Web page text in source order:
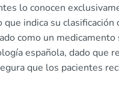
lo conocen
indica su clasificación
como un
española, dado que
que los pacientes